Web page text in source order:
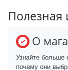
О
Узнайте
почему они